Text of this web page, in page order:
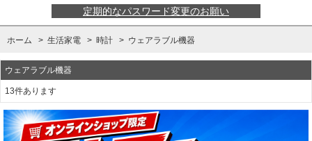
定期的なパスワード変更のお願い
ホーム > 生活家電 > 時計 > ウェアラブル機器
ウェアラブル機器
13件あります